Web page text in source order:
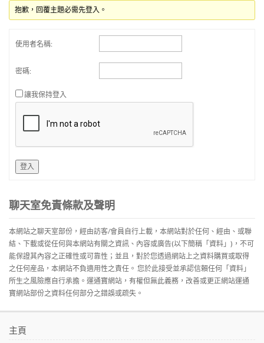
抱歉，回覆主題必需先登入。
使用者名稱:
密碼:
讓我保持登入
登入
聊天室免責條款及聲明
本網站之聊天室部份，經由訪客/會員自行上載，本網站對於任何、經由、或聯
結、下載或從任何與本網站有關之資訊、內容或廣告(以下簡稱「資料」)，不可
能保證其內容之正確性或可靠性；並且，對於您透過網站上之資料購買或取得
之任何産品，本網站不負適用性之責任。 您於此接受並承認信賴任何「資料」
所生之風險應自行承擔。運通寶網站，有權但無此義務，改善或更正網站運通
寶網站部份之資料任何部分之錯誤或疏失。
主頁